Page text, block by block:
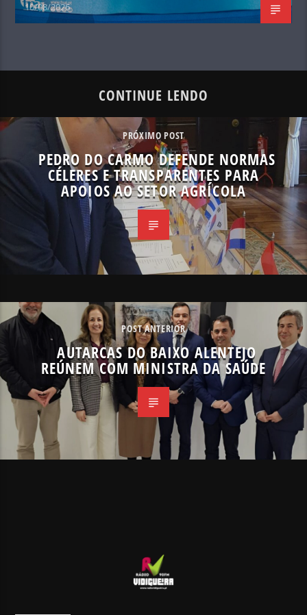
10/08/2026
CONTINUE LENDO
PRÓXIMO POST
PEDRO DO CARMO DEFENDE NORMAS
CÉLERES E TRANSPARENTES PARA
APOIOS AO SETOR AGRÍCOLA
POST ANTERIOR
AUTARCAS DO BAIXO ALENTEJO
REÚNEM COM MINISTRA DA SAÚDE